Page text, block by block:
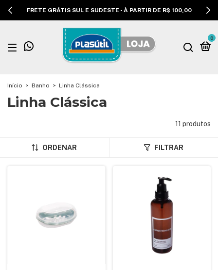
FRETE GRÁTIS SUL E SUDESTE - À PARTIR DE R$ 100,00
0
Início > Banho > Linha Clássica
Linha Clássica
11 produtos
ORDENAR FILTRAR